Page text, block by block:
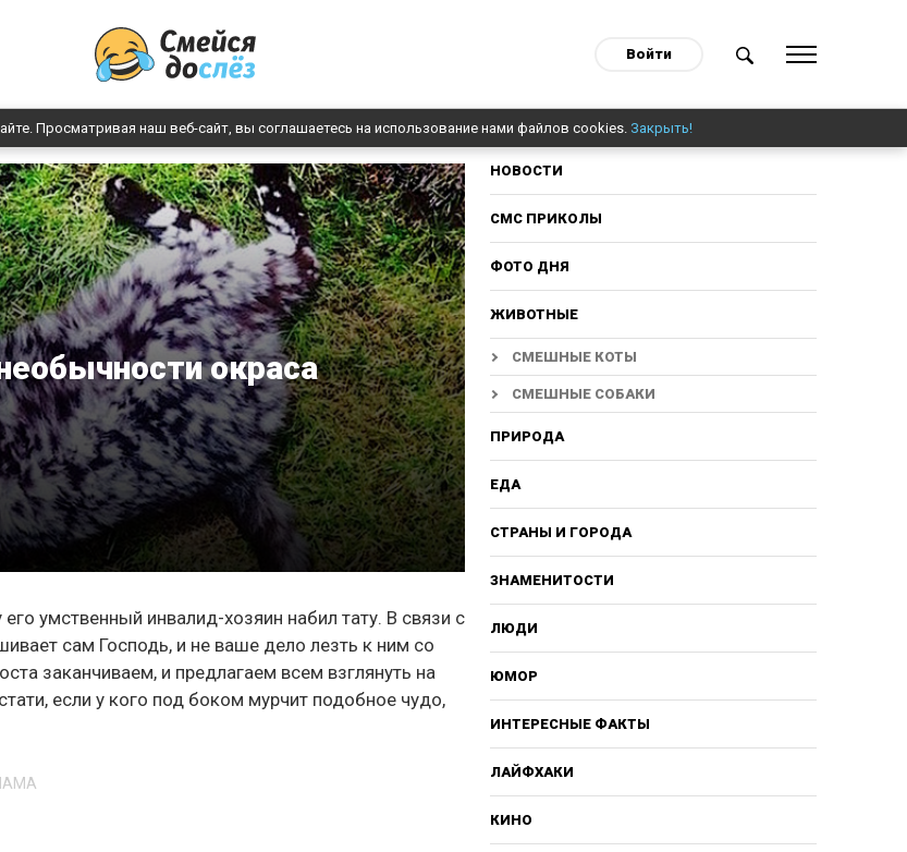
Войти
Просматривая наш веб-сайт, вы соглашаетесь на использование нами файлов cookies. Закрыть!
окраса
умственный инвалид-хозяин набил тату. В связи с
сам Господь, и не ваше дело лезть к ним со
заканчиваем, и предлагаем всем взглянуть на
если у кого под боком мурчит подобное чудо,
НОВОСТИ
СМС ПРИКОЛЫ
ФОТО ДНЯ
ЖИВОТНЫЕ
СМЕШНЫЕ КОТЫ
СМЕШНЫЕ СОБАКИ
ПРИРОДА
ЕДА
СТРАНЫ И ГОРОДА
ЗНАМЕНИТОСТИ
ЛЮДИ
ЮМОР
ИНТЕРЕСНЫЕ ФАКТЫ
ЛАЙФХАКИ
КИНО